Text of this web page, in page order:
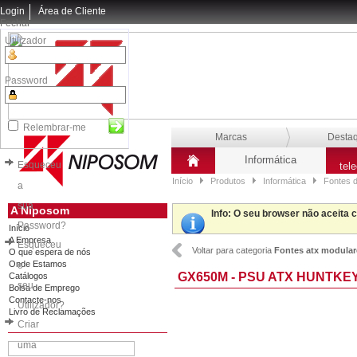
Login
Fechar
Utilizador
Password
Relembrar-me
Esqueceu
a
sua
Password?
Esqueceu
o
seu
Utilizador?
Criar
uma
Área de Cliente
Marcas
Informática
Início Produtos Informática Fontes
A Niposom
Início
A Empresa
O que espera de nós
Onde Estamos
Catálogos
Bolsa de Emprego
Contacte-nos
Livro de Reclamações
Info: O seu browser não aceita
Voltar para categoria Fontes atx
GX650M - PSU ATX